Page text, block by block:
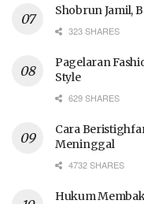
Shobrun Jamil,
323 SHARES
Pagelaran
Style
629 SHARES
Cara
Meninggal
4732 SHARES
Hukum